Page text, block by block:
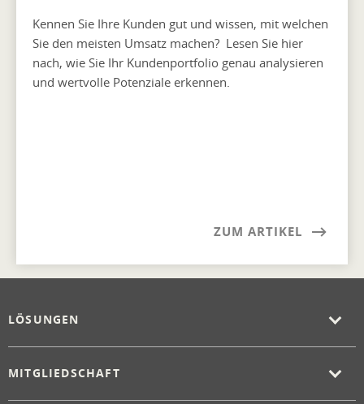
Kennen Sie Ihre Kunden gut und wissen, mit welchen
Sie den meisten Umsatz machen? Lesen Sie hier
nach, wie Sie Ihr Kundenportfolio genau analysieren
und wertvolle Potenziale erkennen.
ZUM ARTIKEL
LÖSUNGEN
MITGLIEDSCHAFT